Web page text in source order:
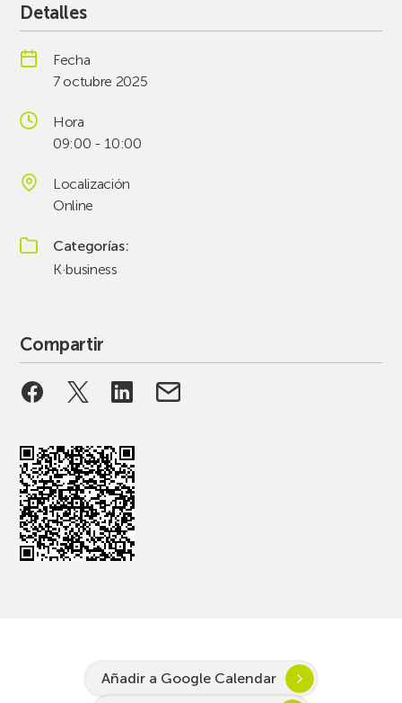
Detalles
Fecha
7 octubre 2025
Hora
09:00 - 10:00
Localización
Online
Categorías
K·business
Compartir
Añadir a Google Calendar